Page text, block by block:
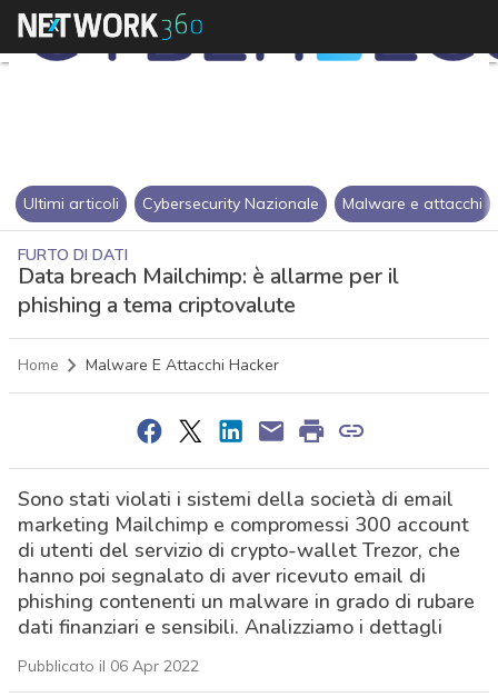
Ultimi articoli Cybersecurity Nazionale Malware e attacchi
FURTO DI DATI
Data breach Mailchimp: è allarme per il
phishing a tema criptovalute
Home Malware E Attacchi Hacker
Sono stati violati i sistemi della società di email
marketing Mailchimp e compromessi 300 account
di utenti del servizio di crypto-wallet Trezor, che
hanno poi segnalato di aver ricevuto email di
phishing contenenti un malware in grado di rubare
dati finanziari e sensibili. Analizziamo i dettagli
Pubblicato il 06 Apr 2022